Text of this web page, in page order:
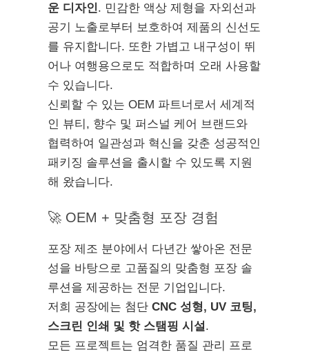
운 디자인. 민감한 액상 제형을 자외선과
공기 노출로부터 보호하여 제품의 신선도
를 유지합니다. 또한 가볍고 내구성이 뛰
어나 여행용으로도 적합하며 오래 사용할
수 있습니다.
신뢰할 수 있는 OEM 파트너로서 세계적
인 뷰티, 향수 및 퍼스널 케어 브랜드와
협력하여 일관성과 혁신을 갖춘 성공적인
패키징 솔루션을 출시할 수 있도록 지원
해 왔습니다.
🚀 OEM + 맞춤형 포장 경험
포장 제조 분야에서 다년간 쌓아온 전문
성을 바탕으로 고품질의 맞춤형 포장 솔
루션을 제공하는 전문 기업입니다.
저희 공장에는 첨단 CNC 성형, UV 코팅,
스크린 인쇄 및 핫 스탬핑 시설.
모든 프로젝트는 엄격한 품질 관리 프로